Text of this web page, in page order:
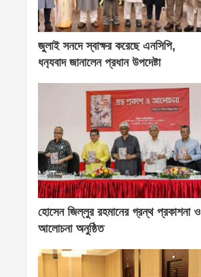
জুলাই সনদে স্বাক্ষর করেছে এনসিপি,
ধন‍্যবাদ জানালেন প্রধান উপদেষ্টা
হোসেন জিল্লুর রহমানের গ্রন্থ প্রকাশনা ও
আলোচনা অনুষ্ঠিত